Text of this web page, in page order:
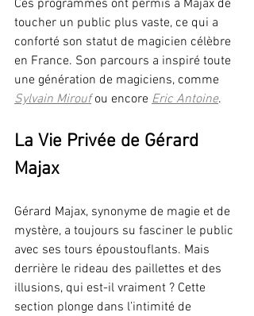
Ces programmes ont permis à Majax de
toucher un public plus vaste, ce qui a
conforté son statut de magicien célèbre
en France. Son parcours a inspiré toute
une génération de magiciens, comme
Sylvain Mirouf ou encore Eric Antoine.
La Vie Privée de Gérard
Majax
Gérard Majax, synonyme de magie et de
mystère, a toujours su fasciner le public
avec ses tours époustouflants. Mais
derrière le rideau des paillettes et des
illusions, qui est-il vraiment ? Cette
section plonge dans l’intimité de